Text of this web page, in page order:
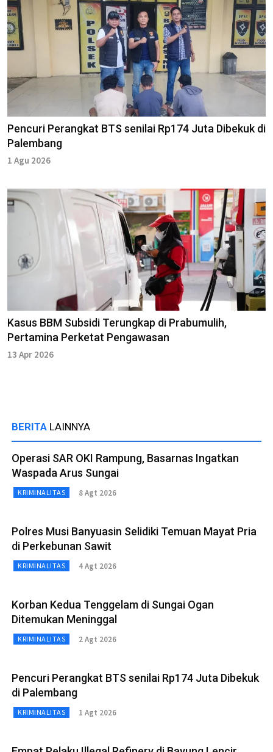
Pencuri Perangkat BTS senilai Rp174 Juta Dibekuk di
Palembang
1 Agu 2026
Kasus BBM Subsidi Terungkap di Prabumulih,
Pertamina Perketat Pengawasan
13 Apr 2026
BERITA LAINNYA
Operasi SAR OKI Rampung, Basarnas Ingatkan
Waspada Arus Sungai
KRIMINALITAS 8 Agt 2026
Polres Musi Banyuasin Selidiki Temuan Mayat Pria
di Perkebunan Sawit
KRIMINALITAS 4 Agt 2026
Korban Kedua Tenggelam di Sungai Ogan
Ditemukan Meninggal
KRIMINALITAS 2 Agt 2026
Pencuri Perangkat BTS senilai Rp174 Juta Dibekuk
di Palembang
KRIMINALITAS 1 Agt 2026